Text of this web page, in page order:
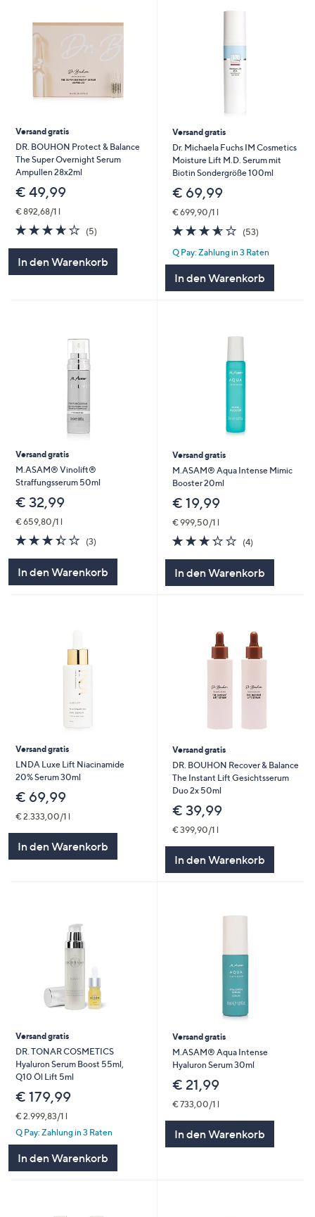
Versand gratis
DR. BOUHON Protect & Balance
The Super Overnight Serum
Ampullen 28x2ml
€ 49,99
€ 892,68/1 l
3.6
von
(5)5
In den Warenkorb
Versand gratis
Dr. Michaela Fuchs IM Cosmetics
Moisture Lift M.D. Serum mit
Biotin Sondergröße 100ml
€ 69,99
€ 699,90/1 l
3.5
von
5
(53)53
Q Pay: Zahlung in 3 Raten
In den Warenkorb
Versand gratis
M.ASAM® Vinolift®
Straffungsserum 50ml
€ 32,99
€ 659,80/1 l
3.3
von
(3)3
In den Warenkorb
Versand gratis
M.ASAM® Aqua Intense Mimic
Booster 20ml
€ 19,99
€ 999,50/1 l
3.2
von
(4)4
In den Warenkorb
Versand gratis
LNDA Luxe Lift Niacinamide
20% Serum 30ml
€ 69,99
€ 2.333,00/1 l
In den Warenkorb
Versand gratis
DR. BOUHON Recover & Balance
The Instant Lift Gesichtsserum
Duo 2x 50ml
€ 39,99
€ 399,90/1 l
In den Warenkorb
Versand gratis
DR. TONAR COSMETICS
Hyaluron Serum Boost 55ml,
Q10 Öl Lift 5ml
€ 179,99
€ 2.999,83/1 l
Q Pay: Zahlung in 3 Raten
In den Warenkorb
Versand gratis
M.ASAM® Aqua Intense
Hyaluron Serum 30ml
€ 21,99
€ 733,00/1 l
In den Warenkorb